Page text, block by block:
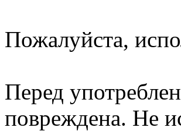
Пожалуйста,
Перед
повреждена. Не